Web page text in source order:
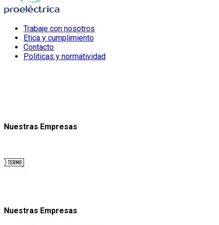
Trabaje con nosotros
Etica y cumplimiento
Contacto
Politicas y normatividad
Nuestras Empresas
Nuestras Empresas